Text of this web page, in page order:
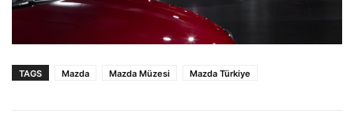
TAGS Mazda Mazda Müzesi Mazda Türkiye